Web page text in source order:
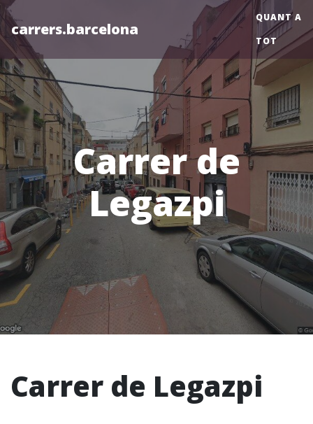
carrers.barcelona
QUANT A
TOT
Carrer de
Legazpi
Carrer de Legazpi